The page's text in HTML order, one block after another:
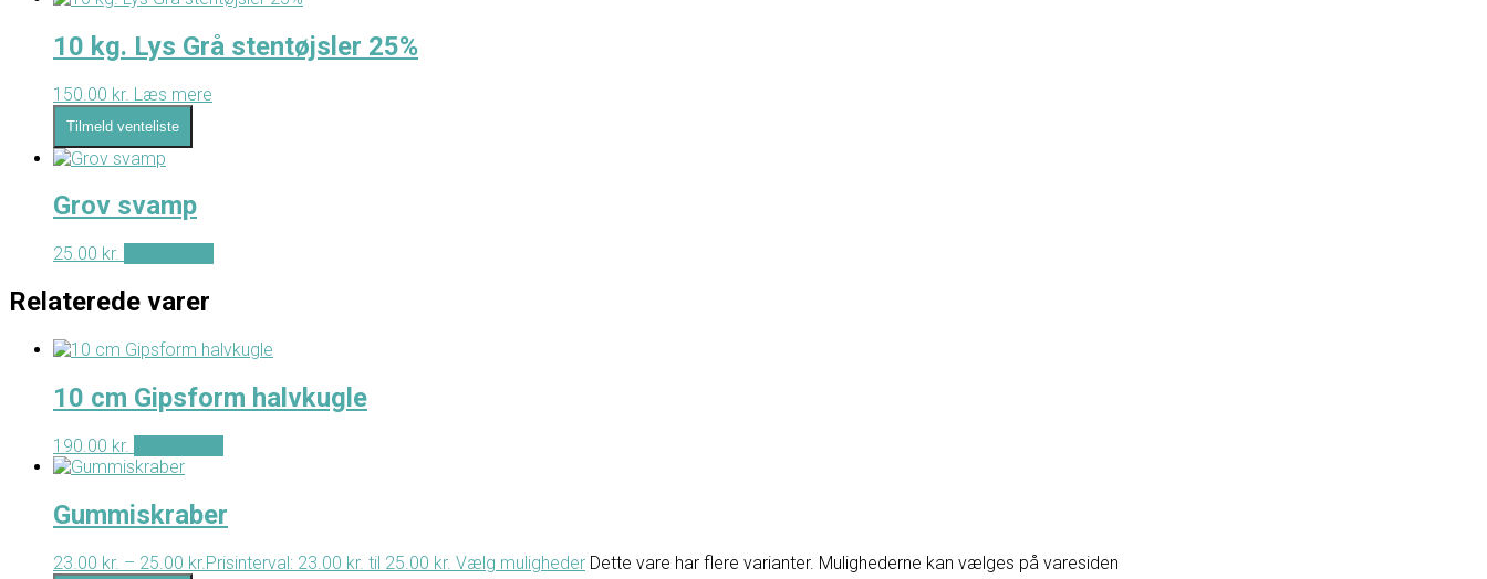
10 kg. Lys Grå stentøjsler 25%
150.00 kr. Læs mere
Tilmeld venteliste
Grov svamp
25.00 kr.
Relaterede varer
10 cm Gipsform halvkugle
190.00 kr.
Gummiskraber
23.00 kr. – 25.00 kr.Prisinterval: 23.00 kr. til 25.00 kr. Vælg muligheder Dette vare har flere varianter. Mulighederne kan vælges på varesiden